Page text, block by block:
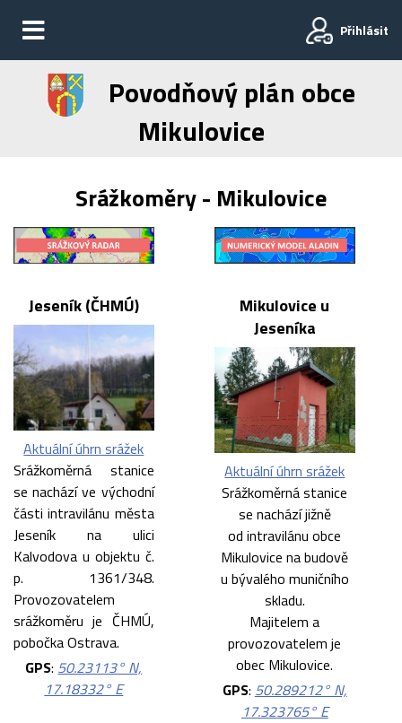
Přihlásit
Povodňový plán obce
Mikulovice
Srážkoměry - Mikulovice
Jeseník (ČHMÚ)
Aktuální úhrn srážek
Srážkoměrná stanice
se nachází ve východní
části intravilánu města
Jeseník na ulici
Kalvodova u objektu č.
p. 1361/348.
Provozovatelem
srážkoměru je ČHMÚ,
pobočka Ostrava.
GPS: 50.23113° N,
17.18332° E
Mikulovice u
Jeseníka
Aktuální úhrn srážek
Srážkoměrná stanice
se nachází jižně
od intravilánu obce
Mikulovice na budově
u bývalého muničního
skladu.
Majitelem a
provozovatelem je
obec Mikulovice.
GPS: 50.289212° N,
17.323765° E